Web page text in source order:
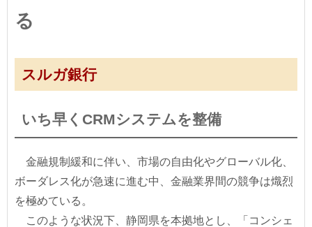
る
スルガ銀行
いち早くCRMシステムを整備
金融規制緩和に伴い、市場の自由化やグローバル化、
ボーダレス化が急速に進む中、金融業界間の競争は熾烈
を極めている。
このような状況下、静岡県を本拠地とし、「コンシェ